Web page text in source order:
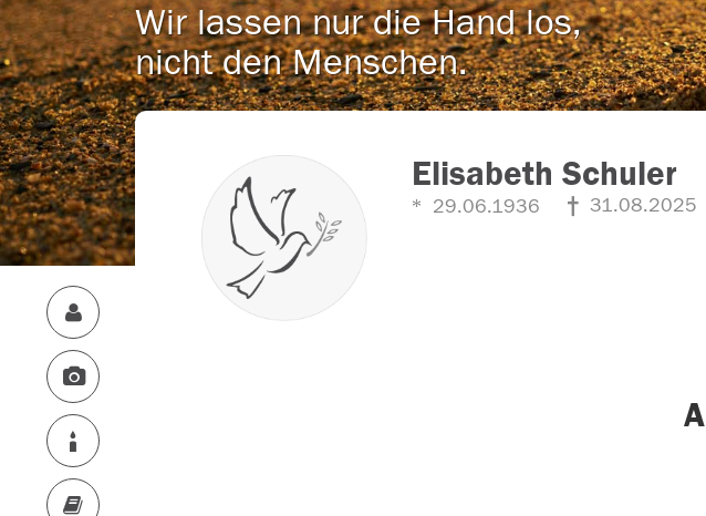
Wir lassen nur die Hand los,
nicht den Menschen.
Elisabeth Schuler
29.06.1936 31.08.2025